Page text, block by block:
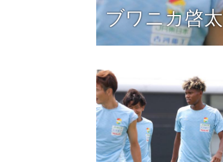
ブワニカ啓太